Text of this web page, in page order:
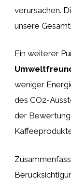
verursachen.
unsere
Ein weiterer
weniger
des CO2-
der